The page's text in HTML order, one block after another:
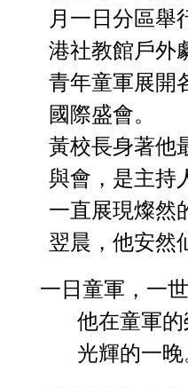
月一日分區舉
港社教館戶外
青年童軍展開
國際盛會。
黃校長身著他
與會，是主持
一直展現燦然
翌晨，他安然
日童軍，一世童
他在童軍
光輝的一晚